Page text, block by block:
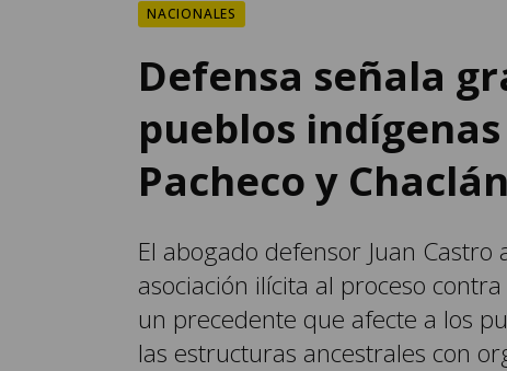
NACIONALES
Defensa señala
pueblos
Pacheco y Chaclán
El abogado defensor Juan
asociación ilícita al proceso
un precedente que afecte a los
las estructuras ancestrales con